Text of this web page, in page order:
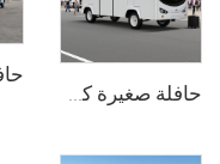
حافلة صغيرة كهربائية تعمل بالبطارية الليثيوم LiFePO4 بسعة 200AH ذات أبواب من الألمنيوم وبسعة 14 مقعدًا طراز LS6148KF